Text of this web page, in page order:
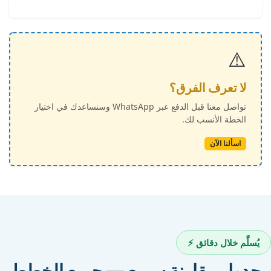
⚠️
لا تعرف الفرق؟
تواصل معنا قبل الدفع عبر WhatsApp وسنساعدك في اختيار
الخطة الأنسب لك.
اسألنا الآن
يُسلَّم خلال دقائق ⚡